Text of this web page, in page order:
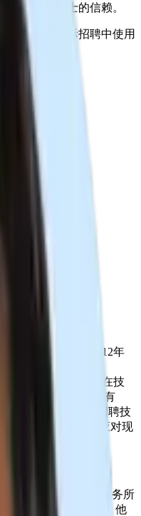
万名专业人士的信赖。
家每天在实际招聘中使用
，拥有12年
招聘经验。
型活动的演讲者，他在技
业声誉。
从运营拥有
500多条 LinkedIn 招聘技
准、更具同理心地应对现
，在四大会计师事务所
有超过10年的经验。
他